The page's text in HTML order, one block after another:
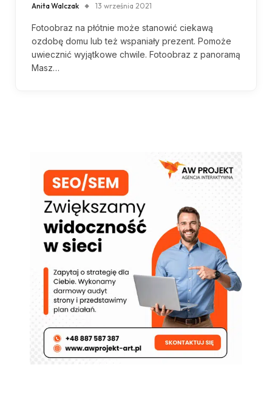
Anita Walczak 13 września 2021
Fotoobraz na płótnie może stanowić ciekawą
ozdobę domu lub też wspaniały prezent. Pomoże
uwiecznić wyjątkowe chwile. Fotoobraz z panoramą
Masz…